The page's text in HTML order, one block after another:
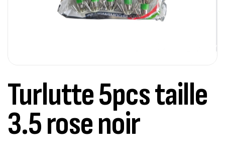
Turlutte 5pcs taille
3.5 rose noir